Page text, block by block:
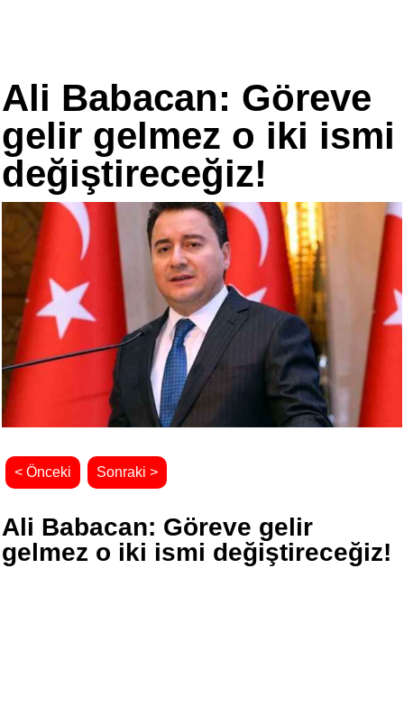
Ali Babacan: Göreve
gelir gelmez o iki ismi
değiştireceğiz!
< Önceki Sonraki >
Ali Babacan: Göreve gelir
gelmez o iki ismi değiştireceğiz!